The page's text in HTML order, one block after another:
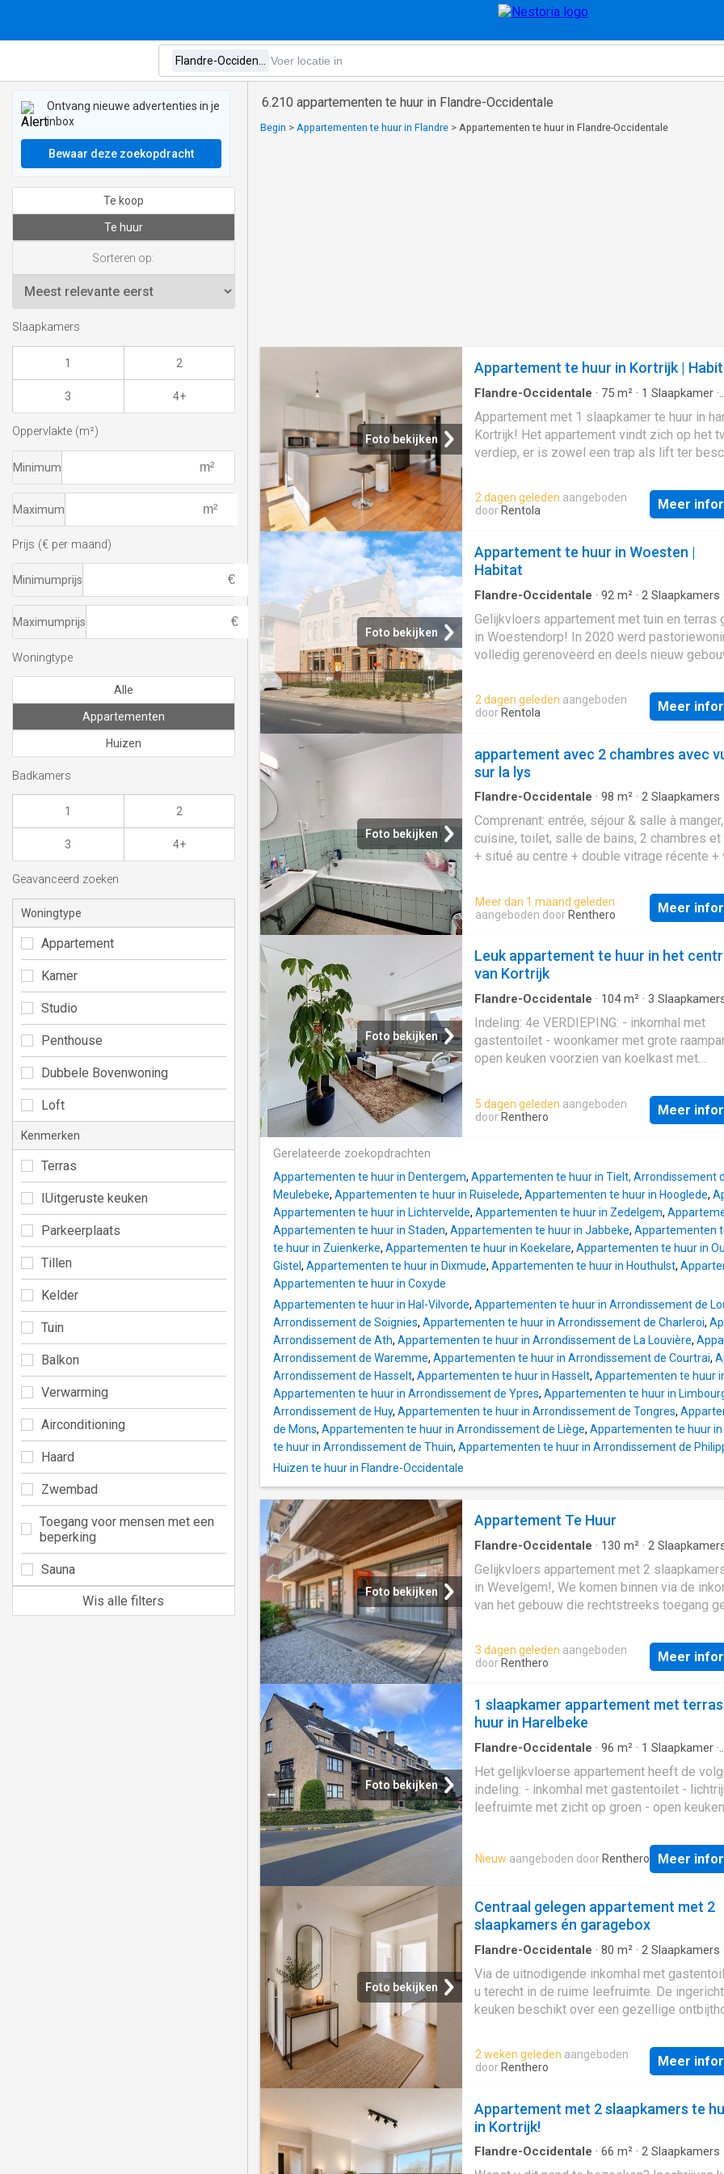
6.210 appartementen te huur in Flandre-Occidentale
Begin > Appartementen te huur in Flandre > Appartementen te huur in Flandre-Occidentale
Foto bekijken
Appartement te huur in Kortrijk |
Flandre-Occidentale · 75 m² · 1 Slaapkamer ·
Appartement met 1 slaapkamer te huur in
Kortrijk! Het appartement vindt zich op het
verdiep, er is zowel een trap als lift ter
en ruime keuken! Alles werd voorzien in de
Het appartement biedt verder nog een
met ligbad en douchewand alsook een
groenzone. EPC B Onmiddellijk beschikbaar
Centrum Kortrijk Opzoek naar een instapklaar
appartement in Kortrijk? Vul een
op onze website en Justine neemt snel
2 dagen geleden aangeboden
door Rentola Meer
Foto bekijken
Appartement te huur in Woesten |
Habitat
Flandre-Occidentale · 92 m² · 2 Slaapkamers ·
Gelijkvloers appartement met tuin en terras
in Woestendorp! In 2020 werd
volledig gerenoveerd en deels nieuw
de ruime hal met aansluitend apart toilet en
woonkamer met uitgeruste open plan
berging. Vanuit deze laatste is er de
uitgeruste badkamer (bad, douche en lavabo).
A Gelijkvloers met tuin en terras Syndickosten 50
euro Garage 75 euro Beschikbaar vanaf Interesse?
Dien je kandidatuur in en we plannen zo snel
mogelijk een bezoek in!
2 dagen geleden aangeboden
door Rentola Meer
Foto bekijken
appartement avec 2 chambres avec
sur la lys
Flandre-Occidentale · 98 m² · 2 Slaapkamers ·
Comprenant: entrée, séjour & salle à manger,
cuisine, toilet, salle de bains, 2 chambres et
+ situé au centre + double vitrage récente +
Veuillez enregistrer votre demande
via Rentio
Meer dan 1 maand geleden
aangeboden door Renthero Meer
Foto bekijken
Leuk appartement te huur in het
van Kortrijk
Flandre-Occidentale · 104m² · 3
Indeling: 4e VERDIEPING: - inkomhal met
gastentoilet - woonkamer met grote
open keuken voorzien van koelkast met
kookplaat en dampkap - 2 slaapkamers
toegang tot terras - dressing of bureau -
appartement in Kortrijk? Vraag snel je
via onze website om
5 dagen geleden aangeboden
door Renthero Meer
Gerelateerde zoekopdrachten
Appartementen te huur in Dentergem, Appartementen te huur in Tielt, Arrondissement
Meulebeke, Appartementen te huur in Ruiselede, Appartementen te huur in Hooglede,
Appartementen te huur in Lichtervelde, Appartementen te huur in Zedelgem,
Appartementen te huur in Staden, Appartementen te huur in Jabbeke, Appartementen
te huur in Zuienkerke, Appartementen te huur in Koekelare, Appartementen te huur in
Gistel , Appartementen te huur in Dixmude, Appartementen te huur in Houthulst,
Appartementen te huur in Coxyde
Appartementen te huur in Hal-Vilvorde, Appartementen te huur in Arrondissement de
Arrondissement de Soignies, Appartementen te huur in Arrondissement de Charleroi,
Arrondissement de Ath, Appartementen te huur in Arrondissement de La Louvière,
Arrondissement de Waremme, Appartementen te huur in Arrondissement de Courtrai,
Arrondissement de Hasselt, Appartementen te huur in Hasselt, Appartementen te huur
Appartementen te huur in Arrondissement de Ypres, Appartementen te huur in
Arrondissement de Huy, Appartementen te huur in Arrondissement de Tongres,
de Mons, Appartementen te huur in Arrondissement de Liège, Appartementen te huur
te huur in Arrondissement de Thuin, Appartementen te huur in Arrondissement de
Huizen te huur in Flandre-Occidentale
Foto bekijken
Appartement Te Huur
Flandre-Occidentale · 130 m² · 2
Gelijkvloers appartement met 2
in Wevelgem!, We komen binnen via de
van het gebouw die rechtstreeks toegang
een inkomhal voorzien, die toegang geef
verschillende ruimtes. We gaan eerste door
ruime leefruimte met een open keuken
appartement 2 ruime slaapkamers, een
een badkamer met douche alsook een
private tuin Syndickosten - 50 euro, EPC B, Vlot
beschikbaar, Ondergrondse parkeerplaats,
Interesse in deze topper? Vul een
in op onze website en Justine neemt snel
3 dagen geleden aangeboden
door Renthero Meer
Foto bekijken
1 slaapkamer appartement met
huur in Harelbeke
Flandre-Occidentale · 96 m² · 1 Slaapkamer ·
IUitgeruste keuken
Het gelijkvloerse appartement heeft de
indeling: - inkomhal met gastentoilet -
leefruimte met zicht op groen - open
inloopdouche en lavabomeubel - ruime
- praktische berging - extra kelderberging
Algemeen: - gem. kosten: €50/ maand -
via om!
Nieuw aangeboden door Renthero Meer
Foto bekijken
Centraal gelegen appartement met 2
slaapkamers én garagebox
Flandre-Occidentale · 80 m² · 2 Slaapkamers ·
Via de uitnodigende inkomhal met
u terecht in de ruime leefruimte. De
keuken beschikt over een gezellige
voor een wasmachine De recent vernieuwde
badkamer is modern afgewerkt en voorzien
stijlvolle inloopdouche en een wastafel in
volwaardige slaapkamers, waarvan één
rechtstreeks toegang biedt tot het zonnige
de ideale plek om in alle rust van het
genieten Als extra troef hoort bij dit
2 weken geleden aangeboden
door Renthero Meer
Appartement met 2 slaapkamers te
in Kortrijk!
Flandre-Occidentale · 66 m² · 2 Slaapkamers ·
Ontvang nieuwe advertenties in je
inbox
Bewaar deze zoekopdracht
Te koop
Te huur
Sorteren op:
Slaapkamers
1 2
3 4+
Oppervlakte (m²)
Minimum
Maximum
Prijs (€ per maand)
Minimumprijs
Maximumprijs
Woningtype
Alle
Appartementen
Huizen
Badkamers
1 2
3 4+
Geavanceerd zoeken
Woningtype
Appartement
Kamer
Studio
Penthouse
Dubbele Bovenwoning
Loft
Kenmerken
Terras
IUitgeruste keuken
Parkeerplaats
Tillen
Kelder
Tuin
Balkon
Verwarming
Airconditioning
Haard
Zwembad
Toegang voor mensen met een
beperking
Sauna
Wis alle filters